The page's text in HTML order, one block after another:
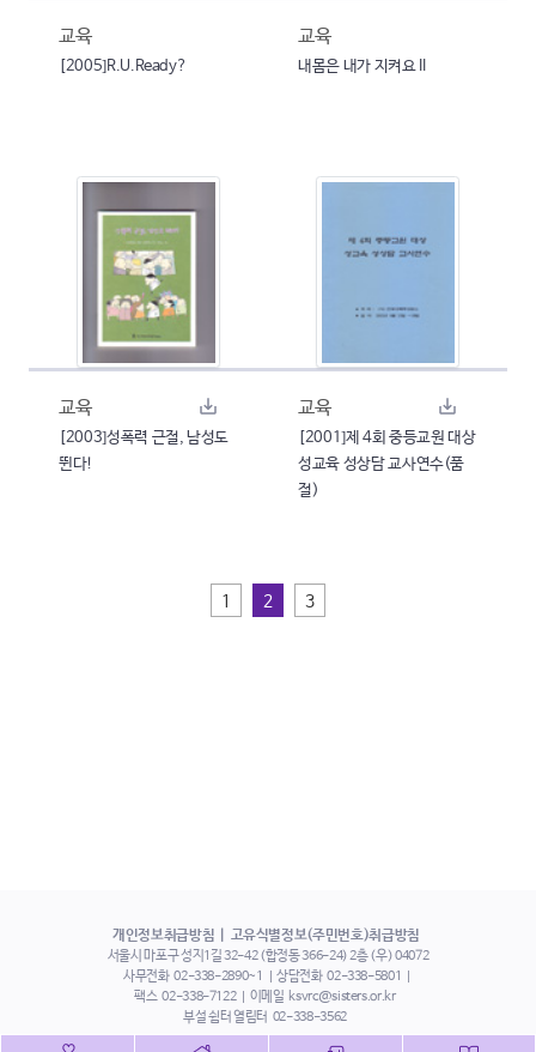
교육
[2005]R.U.Ready?
교육
내몸은 내가 지켜요 II
교육
[2003]성폭력 근절, 남성도
뛴다!
교육
[2001]제 4회 중등교원 대상
성교육 성상담 교사연수(품
절)
1 2 3
개인정보취급방침 고유식별정보(주민번호)취급방침
서울시 마포구 성지1길 32-42 (합정동 366-24) 2층 (우) 04072
사무전화 02-338-2890~1 상담전화 02-338-5801
팩스 02-338-7122 이메일 ksvrc@sisters.or.kr
부설 쉼터 열림터 02-338-3562